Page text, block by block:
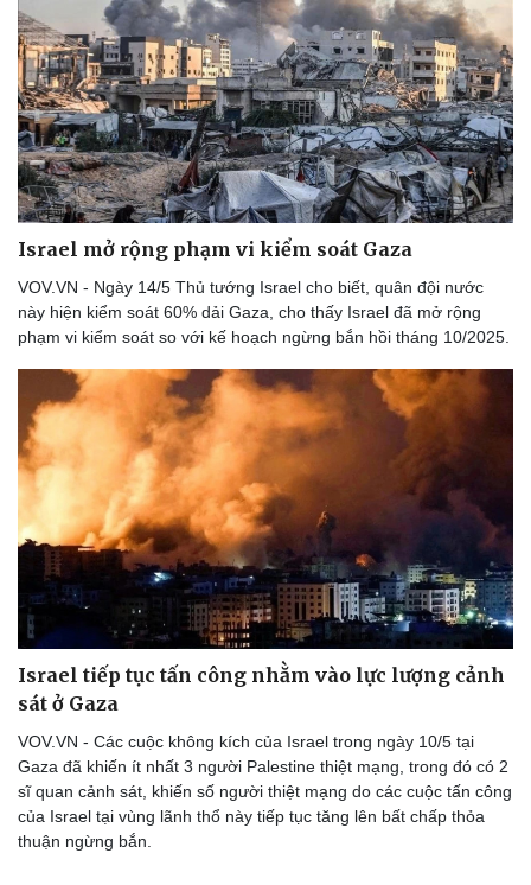
Israel mở rộng phạm vi kiểm soát Gaza
VOV.VN - Ngày 14/5 Thủ tướng Israel cho biết, quân đội nước
này hiện kiểm soát 60% dải Gaza, cho thấy Israel đã mở rộng
phạm vi kiểm soát so với kế hoạch ngừng bắn hồi tháng 10/2025.
Israel tiếp tục tấn công nhằm vào lực lượng cảnh
sát ở Gaza
VOV.VN - Các cuộc không kích của Israel trong ngày 10/5 tại
Gaza đã khiến ít nhất 3 người Palestine thiệt mạng, trong đó có 2
sĩ quan cảnh sát, khiến số người thiệt mạng do các cuộc tấn công
của Israel tại vùng lãnh thổ này tiếp tục tăng lên bất chấp thỏa
thuận ngừng bắn.